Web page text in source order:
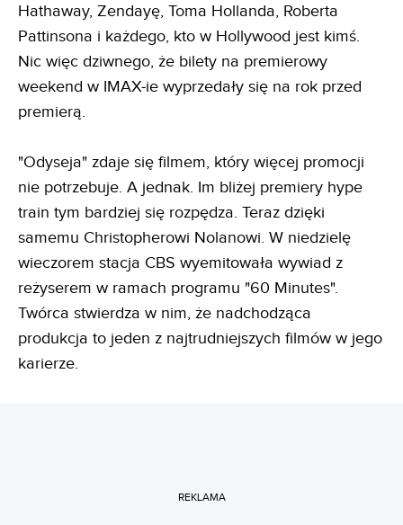
Hathaway, Zendayę, Toma Hollanda, Roberta
Pattinsona i każdego, kto w Hollywood jest kimś.
Nic więc dziwnego, że bilety na premierowy
weekend w IMAX-ie wyprzedały się na rok przed
premierą.
"Odyseja" zdaje się filmem, który więcej promocji
nie potrzebuje. A jednak. Im bliżej premiery hype
train tym bardziej się rozpędza. Teraz dzięki
samemu Christopherowi Nolanowi. W niedzielę
wieczorem stacja CBS wyemitowała wywiad z
reżyserem w ramach programu "60 Minutes".
Twórca stwierdza w nim, że nadchodząca
produkcja to jeden z najtrudniejszych filmów w jego
karierze.
REKLAMA